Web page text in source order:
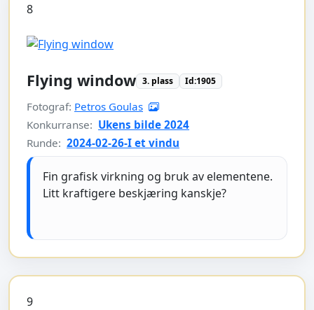
8
Flying window 3. plass Id:1905
Fotograf: Petros Goulas
Konkurranse: Ukens bilde 2024
Runde: 2024-02-26-I et vindu
Fin grafisk virkning og bruk av elementene.
Litt kraftigere beskjæring kanskje?
9